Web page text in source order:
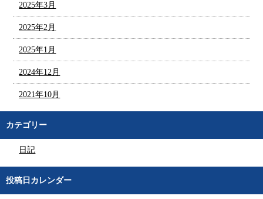
2025年3月
2025年2月
2025年1月
2024年12月
2021年10月
カテゴリー
日記
投稿日カレンダー